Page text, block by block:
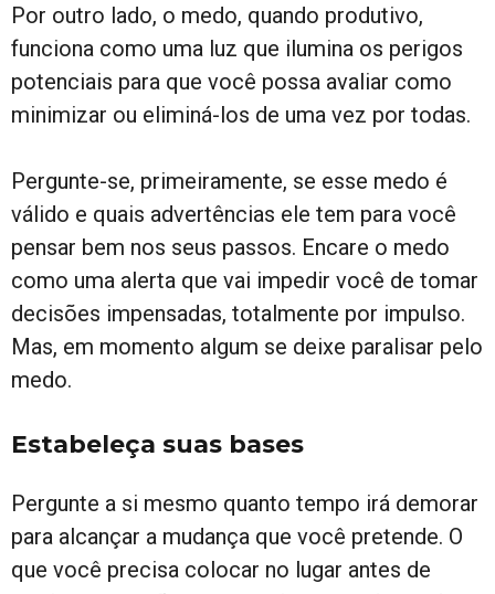
Por outro lado, o medo, quando produtivo,
funciona como uma luz que ilumina os perigos
potenciais para que você possa avaliar como
minimizar ou eliminá-los de uma vez por todas.
Pergunte-se, primeiramente, se esse medo é
válido e quais advertências ele tem para você
pensar bem nos seus passos. Encare o medo
como uma alerta que vai impedir você de tomar
decisões impensadas, totalmente por impulso.
Mas, em momento algum se deixe paralisar pelo
medo.
Estabeleça suas bases
Pergunte a si mesmo quanto tempo irá demorar
para alcançar a mudança que você pretende. O
que você precisa colocar no lugar antes de